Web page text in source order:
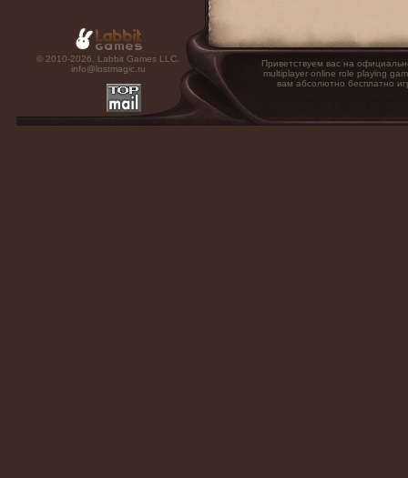
© 2010-2026. Labbit Games LLC.
info@lostmagic.ru
Приветствуем вас на
multiplayer online role playing
вам абсолютно бесплатно